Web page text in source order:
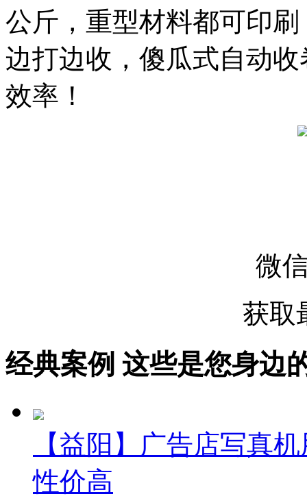
公斤，重型材料都可印
边打边收，傻瓜式自动
效率！
微
获取
经典案例 这些是您身边
【益阳】广告店写真
性价高